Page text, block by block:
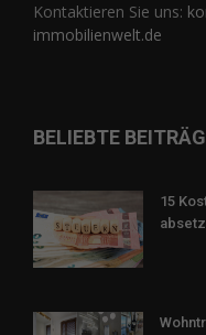
Kontaktieren Sie uns:
immobilienwelt.de
BELIEBTE
15